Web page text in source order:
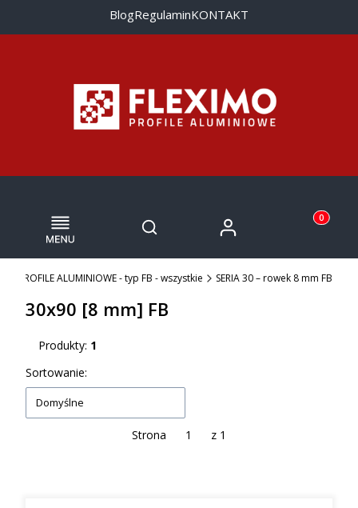
BlogRegulaminKONTAKT
Menu Otwórz wyszukiwarkę
Szukaj Zaloguj się Produkty
Koszyk
PROFILE ALUMINIOWE - typ FB - wszystkie SERIA 30 – rowek 8 mm FB
30x90 [8 mm] FB
Produkty: 1
Lista produktów
Sortowanie:
Domyślne
Strona z 1